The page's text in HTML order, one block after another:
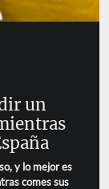
un
y lo mejor es
comes sus